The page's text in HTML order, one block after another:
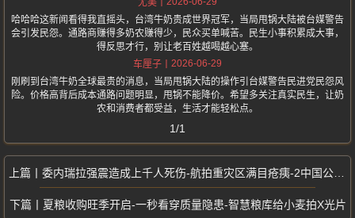
尤美
哈哈哈这新闻看得我直摇头，台湾牛奶贵成世界冠军，当局甩锅大陆被台媒警告
会引发民怨。通路商赚得多奶农赚得少，民众买单喊苦。民生小事积累成大事，
得反思才行，别让老百姓越喝越心塞。
车厘子
2026-06-29
刚刷到台湾牛奶全球最贵的消息，当局甩锅大陆的操作引台媒警告民进党民怨风
险。价格高背后成本通路问题明显，甩锅不能降价。希望多关注真实民生，让奶
农和消费者都受益，生活才能轻松点。
1/1
委内瑞拉强震造成上千人死伤-航拍重灾区满目疮痍-2中国公民不幸遇难
夏粮收购旺季开启-一秒看穿质量隐患-智慧粮库给小麦拍X光片